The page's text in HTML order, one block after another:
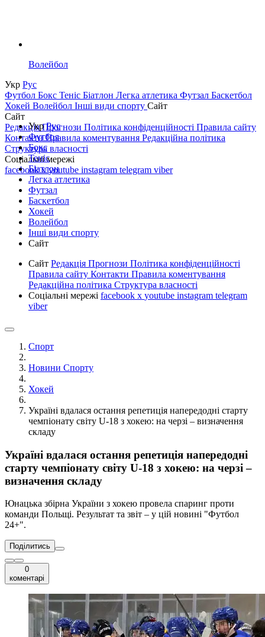
Волейбол
Укр Рус
Футбол Бокс Теніс Біатлон Легка атлетика Футзал Баскетбол
Хокей Волейбол Інші види спорту Сайт
Сайт
РедакціяПрогнози Політика конфіденційності Правила сайту
КонтактиПравила коментування Редакційна політика
Структура власності
Соціальні мережі
facebookxyoutube instagram telegram viber
УкрРус
Футбол
Бокс
Теніс
Біатлон
Легка атлетика
Футзал
Баскетбол
Хокей
Волейбол
Інші види спорту
Сайт
Сайт Редакція Прогнози Політика конфіденційності
Правила сайту Контакти Правила коментування
Редакційна політика Структура власності
Соціальні мережі facebook x youtube instagram telegram
viber
Спорт
Новини Спорту
Хокей
Україні вдалася остання репетиція напередодні старту
чемпіонату світу U-18 з хокею: на черзі – визначення
складу
Україні вдалася остання репетиція напередодні
старту чемпіонату світу U-18 з хокею: на черзі –
визначення складу
Юнацька збірна України з хокею провела спаринг проти
команди Польщі. Результат та звіт – у цій новині "Футбол
24+".
Поділитись
0
коментарі